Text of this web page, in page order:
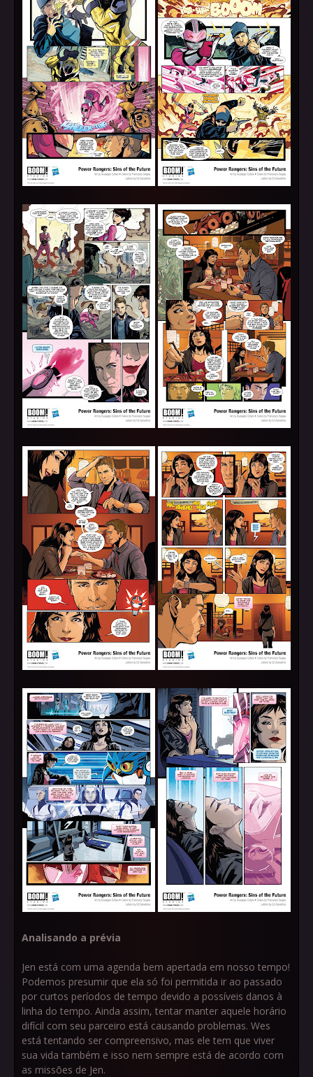
Analisando a prévia
Jen está com uma agenda bem apertada em nosso tempo!
Podemos presumir que ela só foi permitida ir ao passado
por curtos períodos de tempo devido a possíveis danos à
linha do tempo. Ainda assim, tentar manter aquele horário
difícil com seu parceiro está causando problemas. Wes
está tentando ser compreensivo, mas ele tem que viver
sua vida também e isso nem sempre está de acordo com
as missões de Jen.